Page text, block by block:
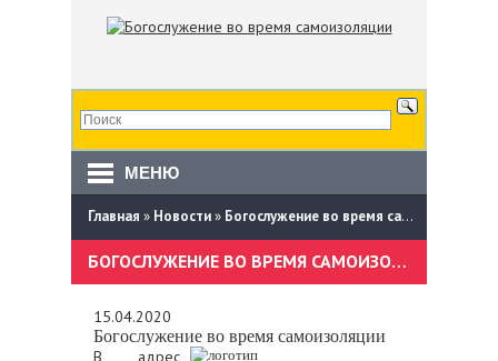
МЕНЮ
Главная » Новости» Богослужение во время самоизоляции
БОГОСЛУЖЕНИЕ ВО ВРЕМЯ САМОИЗОЛЯЦИИ
15.04.2020
Богослужение во время самоизоляции
В адрес